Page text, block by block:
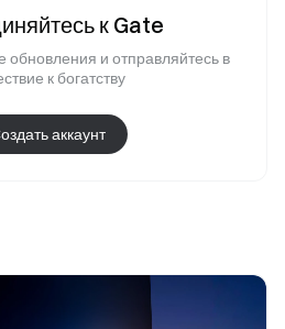
к Gate
обновления и отправляйтесь в
к богатству
аккаунт